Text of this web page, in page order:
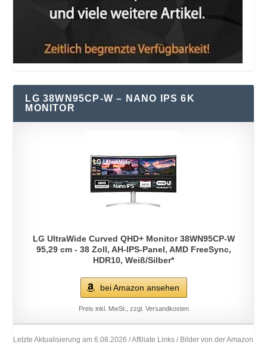
LG 38WN95CP-W – NANO IPS 6K
MONITOR
LG UltraWide Curved QHD+ Monitor 38WN95CP-W
95,29 cm - 38 Zoll, AH-IPS-Panel, AMD FreeSync,
HDR10, Weiß/Silber*
bei Amazon ansehen
Preis inkl. MwSt., zzgl. Versandkosten
Letzte Aktualisierung am 6.08.2026 / Affiliate Links / Bilder von der Amazon